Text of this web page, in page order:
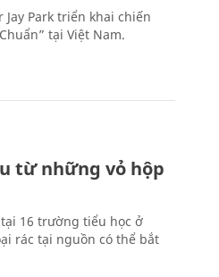
Park triển khai chiến
tại Việt Nam.
từ những vỏ hộp
16 trường tiểu học ở
rác tại nguồn có thể bắt